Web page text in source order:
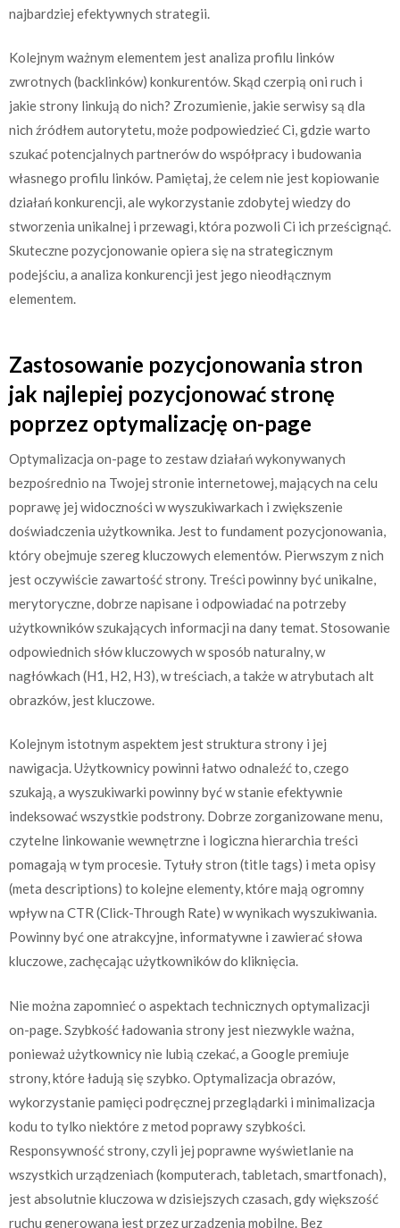
najbardziej efektywnych strategii.
Kolejnym ważnym elementem jest analiza profilu linków
zwrotnych (backlinków) konkurentów. Skąd czerpią oni ruch i
jakie strony linkują do nich? Zrozumienie, jakie serwisy są dla
nich źródłem autorytetu, może podpowiedzieć Ci, gdzie warto
szukać potencjalnych partnerów do współpracy i budowania
własnego profilu linków. Pamiętaj, że celem nie jest kopiowanie
działań konkurencji, ale wykorzystanie zdobytej wiedzy do
stworzenia unikalnej i przewagi, która pozwoli Ci ich prześcignąć.
Skuteczne pozycjonowanie opiera się na strategicznym
podejściu, a analiza konkurencji jest jego nieodłącznym
elementem.
Zastosowanie pozycjonowania stron
jak najlepiej pozycjonować stronę
poprzez optymalizację on-page
Optymalizacja on-page to zestaw działań wykonywanych
bezpośrednio na Twojej stronie internetowej, mających na celu
poprawę jej widoczności w wyszukiwarkach i zwiększenie
doświadczenia użytkownika. Jest to fundament pozycjonowania,
który obejmuje szereg kluczowych elementów. Pierwszym z nich
jest oczywiście zawartość strony. Treści powinny być unikalne,
merytoryczne, dobrze napisane i odpowiadać na potrzeby
użytkowników szukających informacji na dany temat. Stosowanie
odpowiednich słów kluczowych w sposób naturalny, w
nagłówkach (H1, H2, H3), w treściach, a także w atrybutach alt
obrazków, jest kluczowe.
Kolejnym istotnym aspektem jest struktura strony i jej
nawigacja. Użytkownicy powinni łatwo odnaleźć to, czego
szukają, a wyszukiwarki powinny być w stanie efektywnie
indeksować wszystkie podstrony. Dobrze zorganizowane menu,
czytelne linkowanie wewnętrzne i logiczna hierarchia treści
pomagają w tym procesie. Tytuły stron (title tags) i meta opisy
(meta descriptions) to kolejne elementy, które mają ogromny
wpływ na CTR (Click-Through Rate) w wynikach wyszukiwania.
Powinny być one atrakcyjne, informatywne i zawierać słowa
kluczowe, zachęcając użytkowników do kliknięcia.
Nie można zapomnieć o aspektach technicznych optymalizacji
on-page. Szybkość ładowania strony jest niezwykle ważna,
ponieważ użytkownicy nie lubią czekać, a Google premiuje
strony, które ładują się szybko. Optymalizacja obrazów,
wykorzystanie pamięci podręcznej przeglądarki i minimalizacja
kodu to tylko niektóre z metod poprawy szybkości.
Responsywność strony, czyli jej poprawne wyświetlanie na
wszystkich urządzeniach (komputerach, tabletach, smartfonach),
jest absolutnie kluczowa w dzisiejszych czasach, gdy większość
ruchu generowana jest przez urządzenia mobilne. Bez